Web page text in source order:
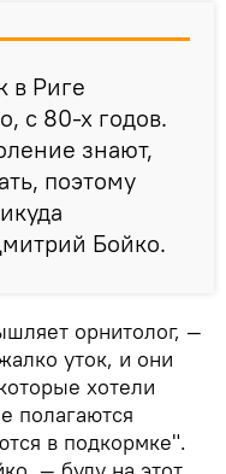
в Риге
с 80-х годов.
знают,
поэтому
Бойко.
орнитолог, —
уток, и они
хотели
полагаются
в подкормке".